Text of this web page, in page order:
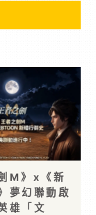
M》x《新
夢幻聯動啟
雄「文